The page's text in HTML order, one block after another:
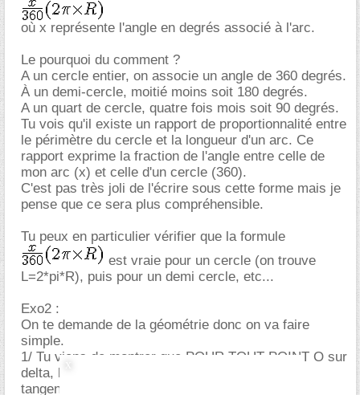
où x représente l'angle en degrés associé à l'arc.
Le pourquoi du comment ?
A un cercle entier, on associe un angle de 360 degrés.
À un demi-cercle, moitié moins soit 180 degrés.
A un quart de cercle, quatre fois mois soit 90 degrés.
Tu vois qu'il existe un rapport de proportionnalité entre
le périmètre du cercle et la longueur d'un arc. Ce
rapport exprime la fraction de l'angle entre celle de
mon arc (x) et celle d'un cercle (360).
C'est pas très joli de l'écrire sous cette forme mais je
pense que ce sera plus compréhensible.
Tu peux en particulier vérifier que la formule
est vraie pour un cercle (on trouve
L=2*pi*R), puis pour un demi cercle, etc...
Exo2 :
On te demande de la géométrie donc on va faire
simple.
1/ Tu viens de montrer que POUR TOUT POINT O sur
delta, le cercle de rayon 1/2 et de centre O est
tangent à d1 et d2.